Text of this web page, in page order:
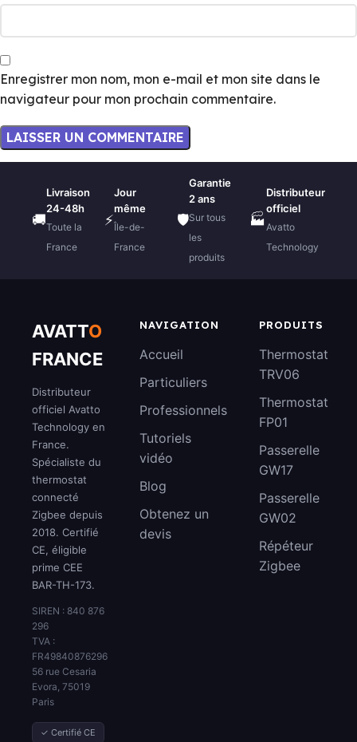
Enregistrer mon nom, mon e-mail et mon site dans le
navigateur pour mon prochain commentaire.
🚚
Livraison
24-48h
Toute la
France
⚡
Jour
même
Île-de-
France
🛡️
Garantie
2 ans
Sur tous
les
produits
🏭
Distributeur
officiel
Avatto
Technology
AVATTO
FRANCE
Distributeur
officiel Avatto
Technology en
France.
Spécialiste du
thermostat
connecté
Zigbee depuis
2018. Certifié
CE, éligible
prime CEE
BAR-TH-173.
SIREN : 840 876
296
TVA :
FR49840876296
56 rue Cesaria
Evora, 75019
Paris
✓ Certifié CE
NAVIGATION
Accueil
Particuliers
Professionnels
Tutoriels
vidéo
Blog
Obtenez un
devis
PRODUITS
Thermostat
TRV06
Thermostat
FP01
Passerelle
GW17
Passerelle
GW02
Répéteur
Zigbee